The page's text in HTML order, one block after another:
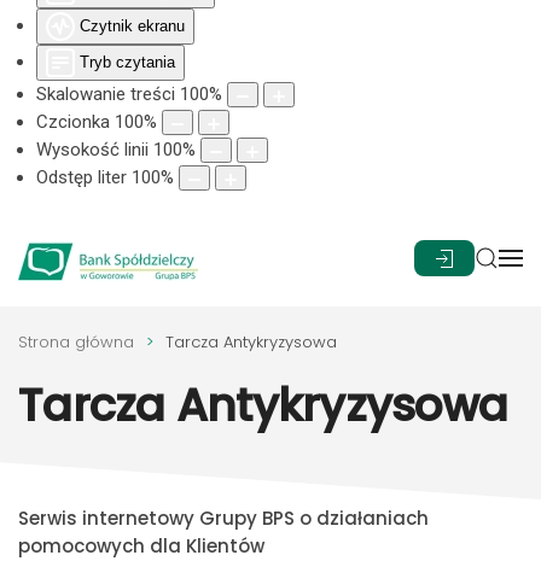
Czytnik ekranu
Tryb czytania
Skalowanie treści 100%
Czcionka 100%
Wysokość linii 100%
Odstęp liter 100%
Strona główna Tarcza Antykryzysowa
Tarcza Antykryzysowa
Serwis internetowy Grupy BPS o działaniach
pomocowych dla Klientów